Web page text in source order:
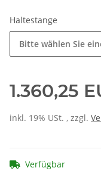
Haltestange
Bitte wählen Sie
1.360,25
inkl. 19% USt. , zzgl.
Verfügbar